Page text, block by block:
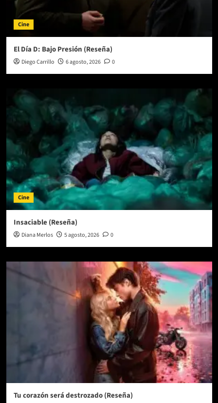
Cine
El Día D: Bajo Presión (Reseña)
Diego Carrillo 6 agosto, 2026 0
Cine
Insaciable (Reseña)
Diana Merlos 5 agosto, 2026 0
Tu corazón será destrozado (Reseña)